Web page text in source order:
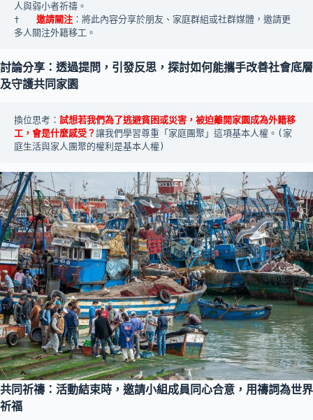
人與弱小者祈禱。
邀請關注 ：將此內容分享於朋友、家庭群組或社群媒體，邀請更
多人關注外籍移工。
討論分享：透過提問，引發反思，探討如何能攜手改善社會底層
及守護共同家園
換位思考： 試想若我們為了逃避貧困或災害，被迫離開家園成為外籍移
工，會是什麼感受？ 讓我們學習尊重「家庭團聚」這項基本人權。(家
庭生活與家人團聚的權利是基本人權)
共同祈禱：活動結束時，邀請小組成員同心合意，用禱詞為世界
祈福